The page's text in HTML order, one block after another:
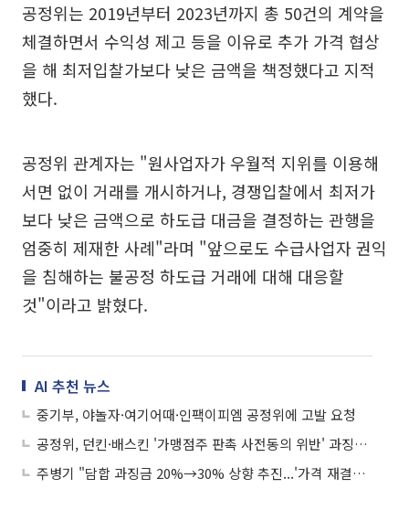
공정위는 2019년부터 2023년까지 총 50건의 계약을
체결하면서 수익성 제고 등을 이유로 추가 가격 협상
을 해 최저입찰가보다 낮은 금액을 책정했다고 지적
했다.
공정위 관계자는 "원사업자가 우월적 지위를 이용해
서면 없이 거래를 개시하거나, 경쟁입찰에서 최저가
보다 낮은 금액으로 하도급 대금을 결정하는 관행을
엄중히 제재한 사례"라며 "앞으로도 수급사업자 권익
을 침해하는 불공정 하도급 거래에 대해 대응할
것"이라고 밝혔다.
AI 추천 뉴스
중기부, 야놀자·여기어때·인팩이피엠 공정위에 고발 요청
공정위, 던킨·배스킨 '가맹점주 판촉 사전동의 위반' 과징금 3.2억⋯첫 사례
주병기 "담합 과징금 20%→30% 상향 추진...'가격 재결정' 명령 적극 활용"